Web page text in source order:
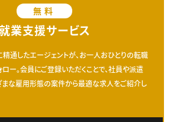
無料
業支援サービス
精通したエージェントが、お一人おひとりの転職
ー。会員にご登録いただくことで、社員や派遣
まな雇用形態の案件から最適な求人をご紹介し